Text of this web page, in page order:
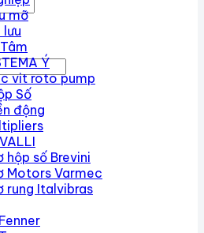
mỡ
lưu
Ý
vit roto pump
Số
động
hộp số Brevini
Motors Varmec
rung Italvibras